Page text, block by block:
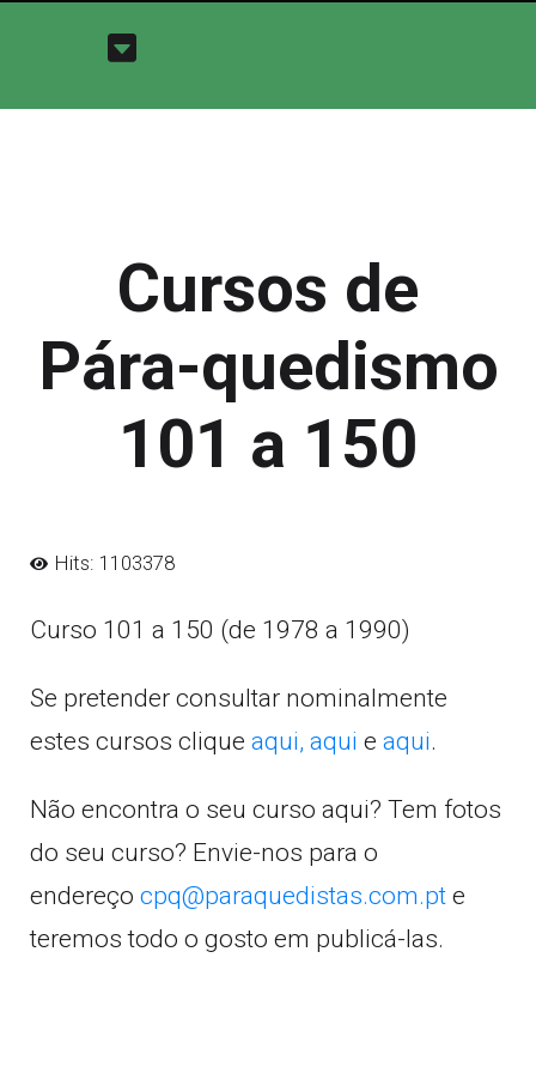
Cursos de
Pára-quedismo
101 a 150
Hits: 1103378
Curso 101 a 150 (de 1978 a 1990)
Se pretender consultar nominalmente
estes cursos clique aqui, aqui e aqui.
Não encontra o seu curso aqui? Tem fotos
do seu curso? Envie-nos para o
endereço cpq@paraquedistas.com.pt e
teremos todo o gosto em publicá-las.